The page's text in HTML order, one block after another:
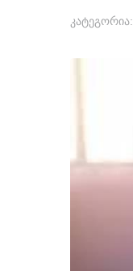
კატეგორია: